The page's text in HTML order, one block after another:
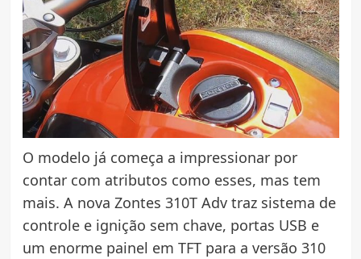
O modelo já começa a impressionar por
contar com atributos como esses, mas tem
mais. A nova Zontes 310T Adv traz sistema de
controle e ignição sem chave, portas USB e
um enorme painel em TFT para a versão 310